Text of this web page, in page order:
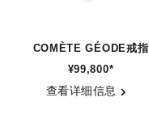
COMÈTE GÉODE戒指
参考编号 J0387
¥99,800*
查看详细信息